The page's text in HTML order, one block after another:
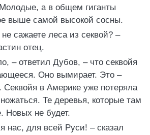
а в общем гиганты
выше самой высокой сосны.
сажаете леса из секвой? –
отец.
– ответил Дубов, – что секвойя
Оно вымирает. Это –
Секвойя в Америке уже потеряла
Те деревья, которые там
Новых не будет.
нас, для всей Руси! – сказал